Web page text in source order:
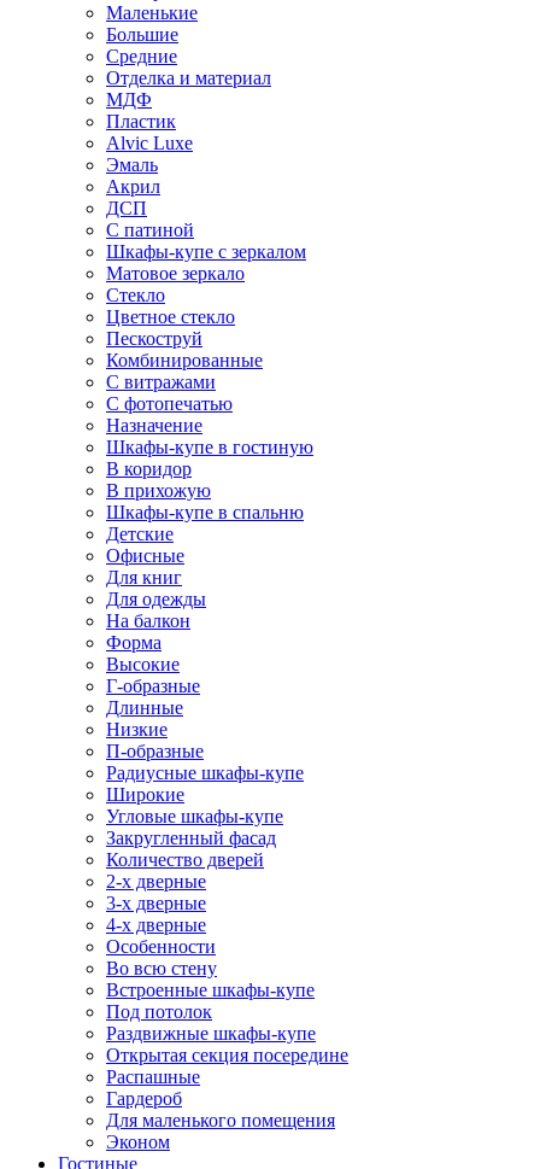
Маленькие
Большие
Средние
Отделка и материал
МДФ
Пластик
Alvic Luxe
Эмаль
Акрил
ДСП
С патиной
Шкафы-купе с зеркалом
Матовое зеркало
Стекло
Цветное стекло
Пескоструй
Комбинированные
С витражами
С фотопечатью
Назначение
Шкафы-купе в гостиную
В коридор
В прихожую
Шкафы-купе в спальню
Детские
Офисные
Для книг
Для одежды
На балкон
Форма
Высокие
Г-образные
Длинные
Низкие
П-образные
Радиусные шкафы-купе
Широкие
Угловые шкафы-купе
Закругленный фасад
Количество дверей
2-х дверные
3-х дверные
4-х дверные
Особенности
Во всю стену
Встроенные шкафы-купе
Под потолок
Раздвижные шкафы-купе
Открытая секция посередине
Распашные
Гардероб
Для маленького помещения
Эконом
Гостиные